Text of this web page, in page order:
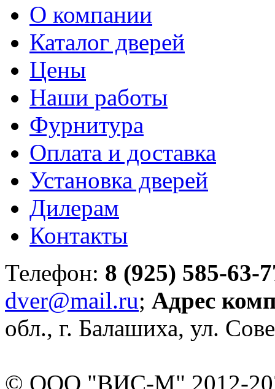
О компании
Каталог дверей
Цены
Наши работы
Фурнитура
Оплата и доставка
Установка дверей
Дилерам
Контакты
Телефон: 8 (925) 585-63-
dver@mail.ru; Адрес
обл., г. Балашиха, ул.
© ООО "ВИС-М" 2012-